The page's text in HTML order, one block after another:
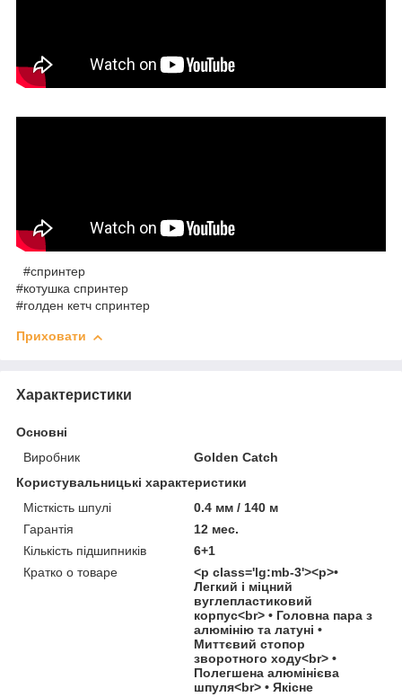
#спринтер
#котушка спринтер
#голден кетч спринтер
Приховати
Характеристики
Основні
Виробник
Golden Catch
Користувальницькі характеристики
Місткість шпулі
0.4 мм / 140 м
Гарантія
12 мес.
Кількість підшипників
6+1
Кратко о товаре
<p class='lg:mb-3'><p>•
Легкий і міцний
вуглепластиковий
корпус<br> • Головна пара з
алюмінію та латуні •
Миттєвий стопор
зворотного ходу<br> •
Полегшена алюмінієва
шпуля<br> • Якісне